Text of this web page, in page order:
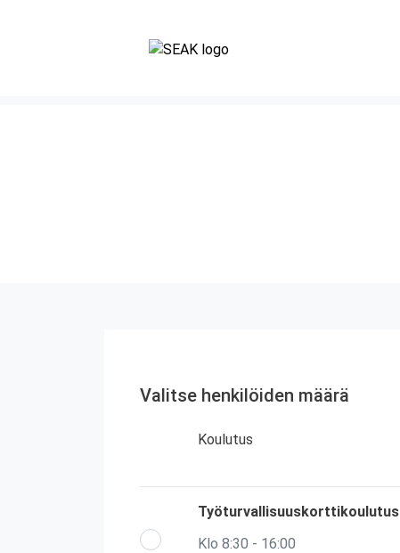
Valitse henkilöiden määrä
Koulutus
Työturvallisuuskorttikoulutus
Klo 8:30 - 16:00